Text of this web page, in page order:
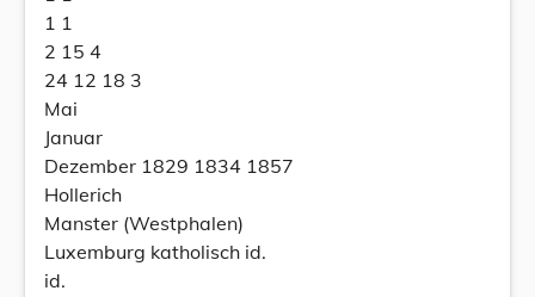
1 1
2 15 4
24 12 18 3
Mai
Januar
Dezember 1829 1834 1857
Hollerich
Manster (Westphalen)
Luxemburg katholisch id.
id.